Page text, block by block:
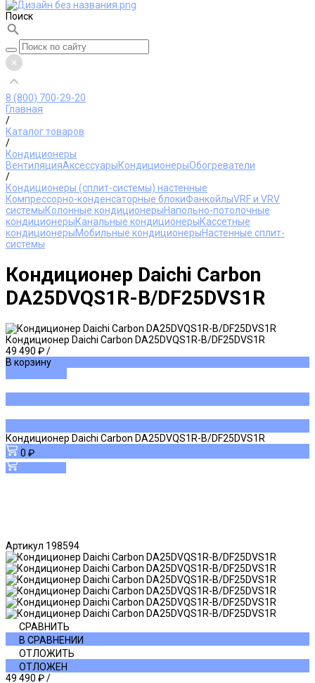
Поиск
8 (800) 700-29-20
Главная
/
Каталог товаров
/
Кондиционеры
ВентиляцияАксессуарыКондиционерыОбогреватели
/
Кондиционеры (сплит-системы) настенные
Компрессорно-конденсаторные блокиФанкойлыVRF и VRV
системыКолонные кондиционерыНапольно-потолочные
кондиционерыКанальные кондиционерыКассетные
кондиционерыМобильные кондиционерыНастенные сплит-
системы
Кондиционер Daichi Carbon
DA25DVQS1R-B/DF25DVS1R
Кондиционер Daichi Carbon DA25DVQS1R-B/DF25DVS1R
49 490 ₽/
В корзину
Кондиционер Daichi Carbon DA25DVQS1R-B/DF25DVS1R
0 ₽
Артикул 198594
СРАВНИТЬ
В СРАВНЕНИИ
ОТЛОЖИТЬ
ОТЛОЖЕН
49 490 ₽/